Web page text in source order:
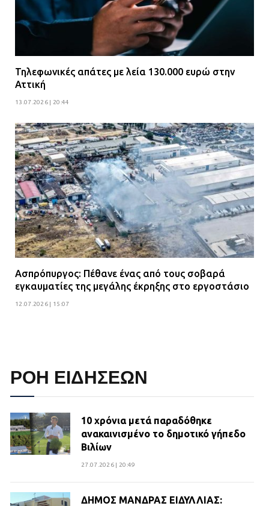
Τηλεφωνικές απάτες με λεία 130.000 ευρώ στην
Αττική
13.07.2026 | 20:44
Ασπρόπυργος: Πέθανε ένας από τους σοβαρά
εγκαυματίες της μεγάλης έκρηξης στο εργοστάσιο
12.07.2026 | 15:07
ΡΟΗ ΕΙΔΗΣΕΩΝ
10 χρόνια μετά παραδόθηκε
ανακαινισμένο το δημοτικό γήπεδο
Βιλίων
27.07.2026 | 20:49
ΔΗΜΟΣ ΜΑΝΔΡΑΣ ΕΙΔΥΛΛΙΑΣ: